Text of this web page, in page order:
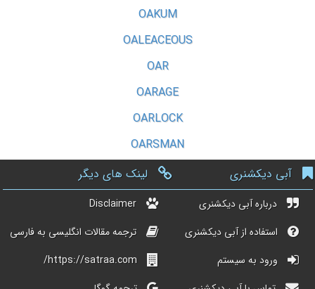
OAKUM
OALEACEOUS
OAR
OARAGE
OARLOCK
OARSMAN
آبی دیکشنری
درباره آبی دیکشنری
استفاده از آبی دیکشنری
ورود به سیستم
لینک های دیگر
Disclaimer
ترجمه مقالات انگلیسی به فارسی
https://satraa.com/